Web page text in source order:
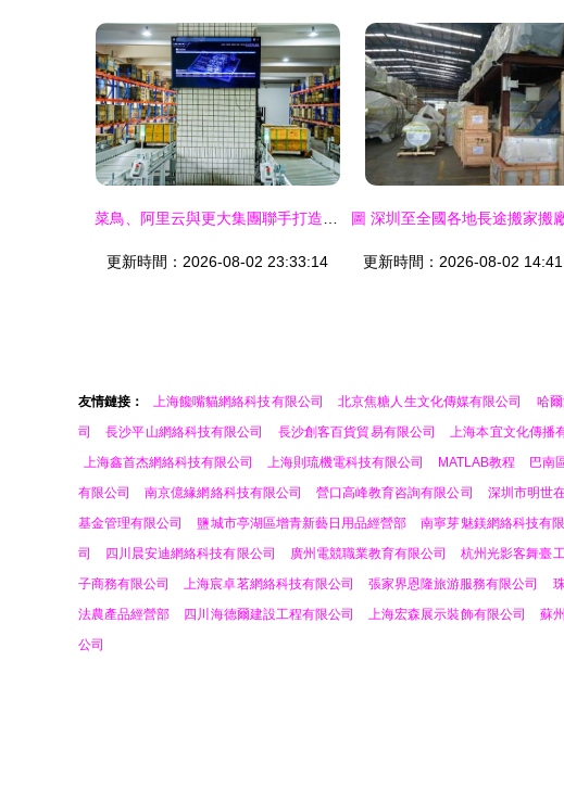
更新時間：2026-08-02 23:33:14 更新時間：2026-08-02
友情鏈接： 上海饞嘴貓網絡科技有限公司 北京焦糖人生文化傳媒有限公司 哈
司
長沙平山網絡科技有限公司 長沙創客百貨貿易有限公司 上海本宜文化傳播
上海鑫首杰網絡科技有限公司
上海則琉機電科技有限公司 MATLAB教程 巴南
有限公司
南京億緣網絡科技有限公司 營口高峰教育咨詢有限公司 深圳市明世
基金管理有限公司
鹽城市亭湖區增青新藝日用品經營部 南寧芽魅鎂網絡科技有
司
四川晨安迪網絡科技有限公司 廣州電競職業教育有限公司 杭州光影客舞臺
子商務有限公司
上海宸卓茗網絡科技有限公司 張家界恩隆旅游服務有限公司
法農產品經營部
四川海德爾建設工程有限公司 上海宏森展示裝飾有限公司 蘇
公司